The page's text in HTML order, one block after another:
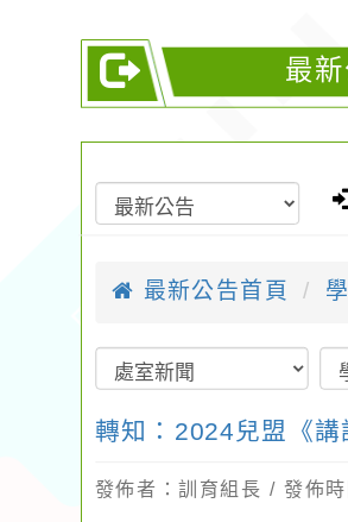
最
最新公告首頁
轉知：2024兒盟《講
發佈者：訓育組長 / 發佈